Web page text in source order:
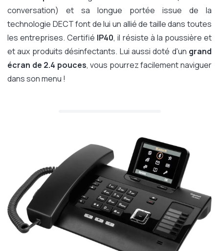
conversation) et sa longue portée issue de la
technologie DECT font de lui un allié de taille dans toutes
les entreprises. Certifié IP40, il résiste à la poussière et
et aux produits désinfectants. Lui aussi doté d'un grand
écran de 2.4 pouces, vous pourrez facilement naviguer
dans son menu !